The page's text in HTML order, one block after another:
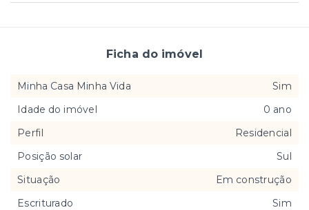
Ficha do imóvel
Minha Casa Minha Vida
Sim
Idade do imóvel
0 ano
Perfil
Residencial
Posição solar
Sul
Situação
Em construção
Escriturado
Sim